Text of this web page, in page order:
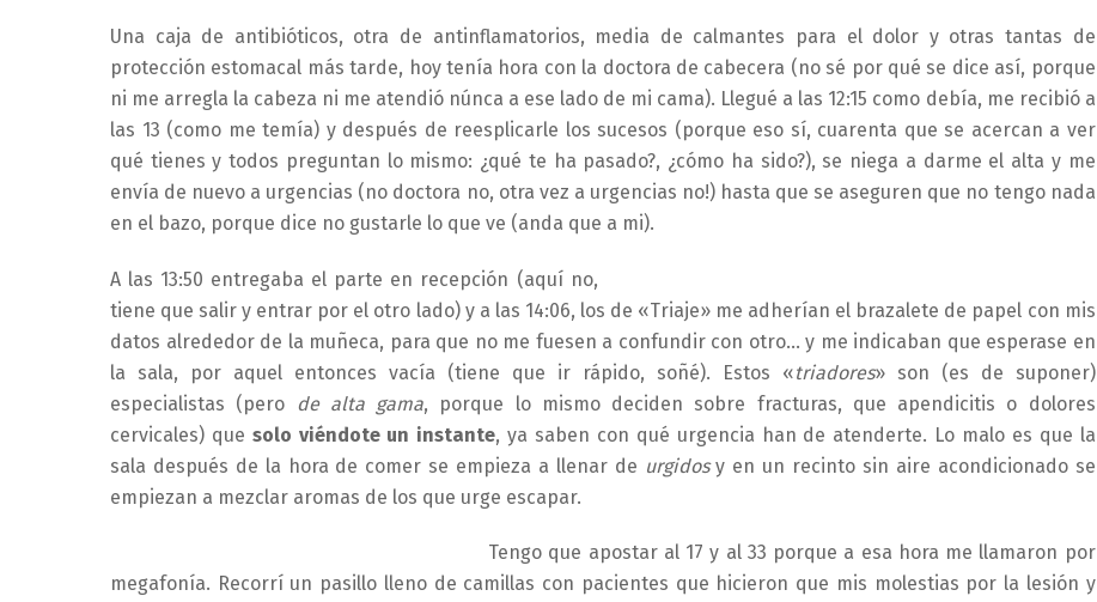
Una caja de antibióticos, otra de antinflamatorios, media de calmantes para el dolor y otras tantas de
protección estomacal más tarde, hoy tenía hora con la doctora de cabecera (no sé por qué se dice así, porque
ni me arregla la cabeza ni me atendió núnca a ese lado de mi cama). Llegué a las 12:15 como debía, me recibió a
las 13 (como me temía) y después de reesplicarle los sucesos (porque eso sí, cuarenta que se acercan a ver
qué tienes y todos preguntan lo mismo: ¿qué te ha pasado?, ¿cómo ha sido?), se niega a darme el alta y me
envía de nuevo a urgencias (no doctora no, otra vez a urgencias no!) hasta que se aseguren que no tengo nada
en el bazo, porque dice no gustarle lo que ve (anda que a mi).
A las 13:50 entregaba el parte en recepción (aquí no,
tiene que salir y entrar por el otro lado) y a las 14:06, los de «Triaje» me adherían el brazalete de papel con mis
datos alrededor de la muñeca, para que no me fuesen a confundir con otro… y me indicaban que esperase en
la sala, por aquel entonces vacía (tiene que ir rápido, soñé). Estos «triadores» son (es de suponer)
especialistas (pero de alta gama, porque lo mismo deciden sobre fracturas, que apendicitis o dolores
cervicales) que solo viéndote un instante, ya saben con qué urgencia han de atenderte. Lo malo es que la
sala después de la hora de comer se empieza a llenar de urgidosy en un recinto sin aire acondicionado se
empiezan a mezclar aromas de los que urge escapar.
Tengo que apostar al 17 y al 33 porque a esa hora me llamaron por
megafonía. Recorrí un pasillo lleno de camillas con pacientes que hicieron que mis molestias por la lesión y